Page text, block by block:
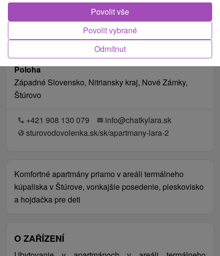
Poloha
Západné Slovensko, Nitriansky kraj, Nové Zámky,
Štúrovo
+421 908 130 079
info@chatkylara.sk
sturovodovolenka.sk/sk/apartmany-lara-2
Komfortné apartmány priamo v areáli termálneho
kúpaliska v Štúrove, vonkajšie posedenie, pieskovisko
a hojdačka pre deti
O ZAŘÍZENÍ
Odmítnut
Povolit vybrané
Povolit vše